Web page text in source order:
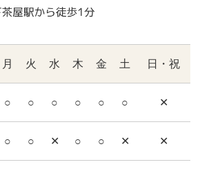
月 火 水 木 金 土 日・祝
○ ○ ○ ○ ○ ○ ✕
○ ○ ✕ ○ ○ ✕ ✕